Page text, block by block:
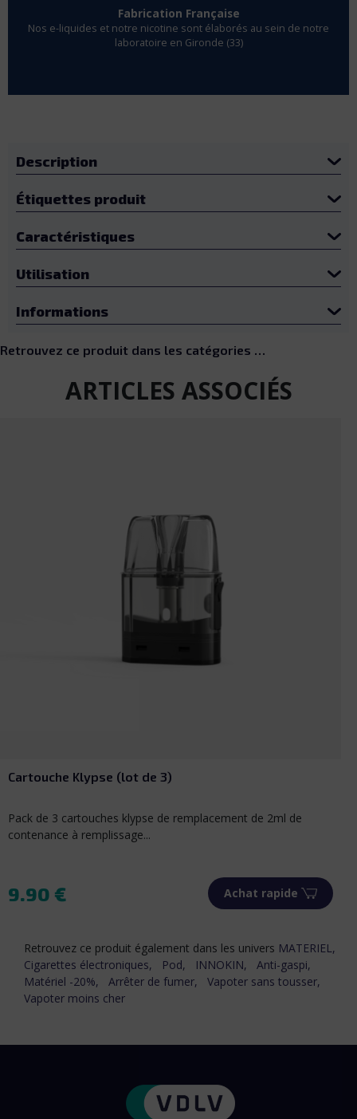
Fabrication Française
Nos e-liquides et notre nicotine sont élaborés au sein de notre
laboratoire en Gironde (33)
Description
Étiquettes produit
Caractéristiques
Utilisation
Informations
Retrouvez ce produit dans les catégories …
ARTICLES ASSOCIÉS
Cartouche Klypse (lot de 3)
Pack de 3 cartouches klypse de remplacement de 2ml de
contenance à remplissage...
Prix
9.90 € Achat rapide
Retrouvez ce produit également dans les univers MATERIEL,
Cigarettes électroniques,
Pod, INNOKIN,
Anti-gaspi,
Matériel -20%,
Arrêter de fumer,
Vapoter sans tousser,
Vapoter moins cher